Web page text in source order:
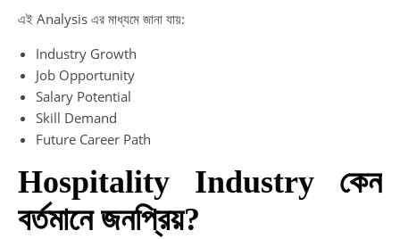
এই Analysis এর মাধ্যমে জানা যায়:
Industry Growth
Job Opportunity
Salary Potential
Skill Demand
Future Career Path
Hospitality Industry কেন
বর্তমানে জনপ্রিয়?